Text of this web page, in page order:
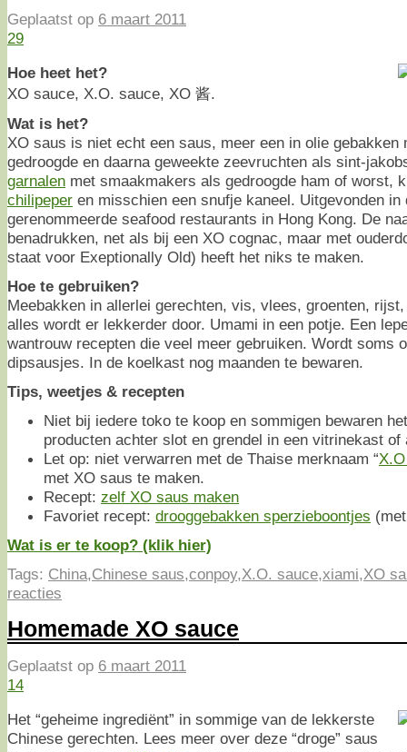
Geplaatst op 6 maart 2011
29
Hoe heet het?
XO sauce, X.O. sauce, XO 酱.
Wat is het?
XO saus is niet echt een saus, meer een in olie gebakken
gedroogde en daarna geweekte zeevruchten als sint-
garnalen met smaakmakers als gedroogde ham of worst,
chilipeper en misschien een snufje kaneel. Uitgevonden in
gerenommeerde seafood restaurants in Hong Kong. De
benadrukken, net als bij een XO cognac, maar met
staat voor Exeptionally Old) heeft het niks te maken.
Hoe te gebruiken?
Meebakken in allerlei gerechten, vis, vlees, groenten,
alles wordt er lekkerder door. Umami in een potje. Een
wantrouw recepten die veel meer gebruiken. Wordt soms
dipsausjes. In de koelkast nog maanden te bewaren.
Tips, weetjes & recepten
Niet bij iedere toko te koop en sommigen bewaren
producten achter slot en grendel in een vitrinekast
Let op: niet verwarren met de Thaise merknaam “
met XO saus te maken.
Recept: zelf XO saus maken
Favoriet recept: drooggebakken sperzieboontjes
Wat is er te koop? (klik hier)
Tags: China,Chinese saus,conpoy,X.O. sauce,xiami,XO
reacties
Homemade XO sauce
Geplaatst op 6 maart 2011
14
Het “geheime ingrediënt” in sommige van de lekkerste
Chinese gerechten. Lees meer over deze “droge” saus